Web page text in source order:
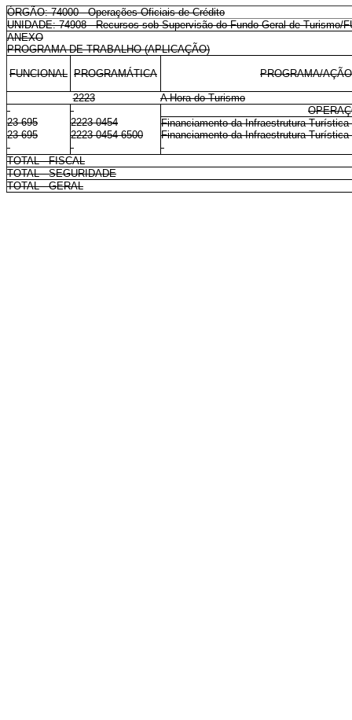
ÓRGÃO: 74000 - Operações Oficiais de Crédito
UNIDADE: 74908 - Recursos sob Supervisão do Fundo Geral de Turismo/
ANEXO
PROGRAMA DE TRABALHO (APLICAÇÃO)
FUNCIONAL PROGRAMÁTICA PROGRAMA/
2223
A Hora do Turismo
23 695
2223 0454
Financiamento da Infraestrutura Turística
23 695
2223 0454 6500 Financiamento da Infraestrutura
TOTAL - FISCAL
TOTAL - SEGURIDADE
TOTAL - GERAL